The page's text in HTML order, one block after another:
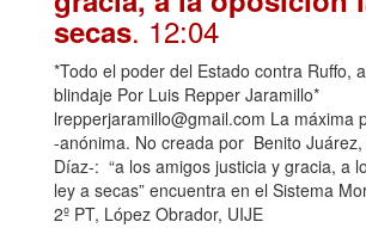
secas. 12:04
*Todo el poder del Estado contra Ruffo,
blindaje Por Luis Repper Jaramillo*
lrepperjaramillo@gmail.com La máxima
-anónima. No creada por Benito
Díaz-: “a los amigos justicia y gracia, a
ley a secas” encuentra en el Sistema
2º PT, López Obrador, UIJE